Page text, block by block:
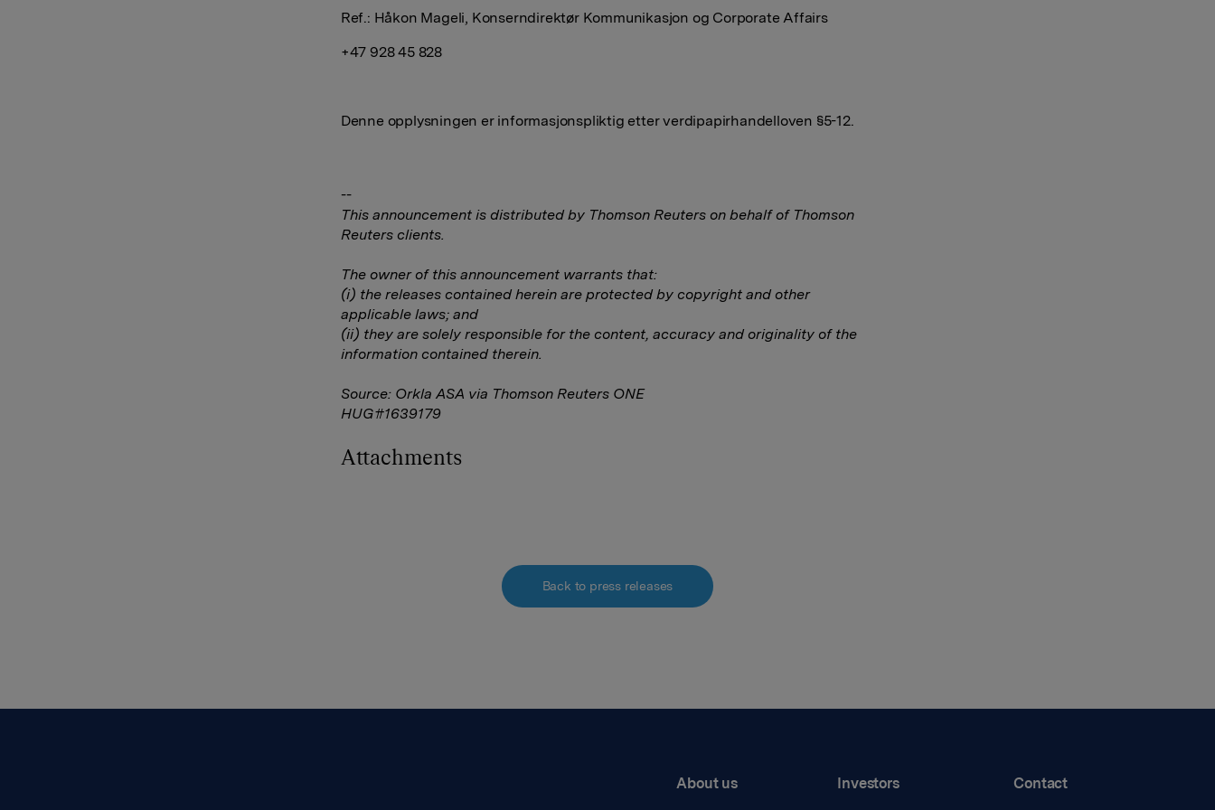
Ref.: Håkon Mageli, Konserndirektør Kommunikasjon og Corporate Affairs
+47 928 45 828
Denne opplysningen er informasjonspliktig etter verdipapirhandelloven §5-12.
--
This announcement is distributed by Thomson Reuters on behalf of Thomson
Reuters clients.
The owner of this announcement warrants that:
(i) the releases contained herein are protected by copyright and other
applicable laws; and
(ii) they are solely responsible for the content, accuracy and originality of the
information contained therein.
Source: Orkla ASA via Thomson Reuters ONE
HUG#1639179
Attachments
Back to press releases
About us
Investors
Contact